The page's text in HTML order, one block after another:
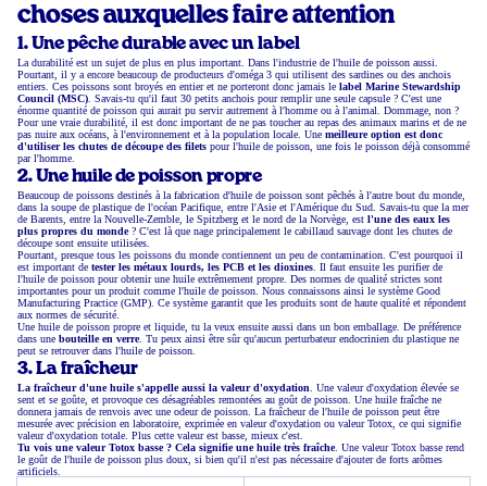
choses auxquelles faire attention
1. Une pêche durable avec un label
La durabilité est un sujet de plus en plus important. Dans l'industrie de l'huile de poisson aussi.
Pourtant, il y a encore beaucoup de producteurs d'oméga 3 qui utilisent des sardines ou des anchois
entiers. Ces poissons sont broyés en entier et ne porteront donc jamais le label Marine Stewardship
Council (MSC). Savais-tu qu'il faut 30 petits anchois pour remplir une seule capsule ? C'est une
énorme quantité de poisson qui aurait pu servir autrement à l'homme ou à l'animal. Dommage, non ?
Pour une vraie durabilité, il est donc important de ne pas toucher au repas des animaux marins et de ne
pas nuire aux océans, à l'environnement et à la population locale. Une meilleure option est donc
d'utiliser les chutes de découpe des filets pour l'huile de poisson, une fois le poisson déjà consommé
par l'homme.
2. Une huile de poisson propre
Beaucoup de poissons destinés à la fabrication d'huile de poisson sont pêchés à l'autre bout du monde,
dans la soupe de plastique de l'océan Pacifique, entre l'Asie et l'Amérique du Sud. Savais-tu que la mer
de Barents, entre la Nouvelle-Zemble, le Spitzberg et le nord de la Norvège, est l'une des eaux les
plus propres du monde? C'est là que nage principalement le cabillaud sauvage dont les chutes de
découpe sont ensuite utilisées.
Pourtant, presque tous les poissons du monde contiennent un peu de contamination. C'est pourquoi il
est important de tester les métaux lourds, les PCB et les dioxines. Il faut ensuite les purifier de
l'huile de poisson pour obtenir une huile extrêmement propre. Des normes de qualité strictes sont
importantes pour un produit comme l'huile de poisson. Nous connaissons ainsi le système Good
Manufacturing Practice (GMP). Ce système garantit que les produits sont de haute qualité et répondent
aux normes de sécurité.
Une huile de poisson propre et liquide, tu la veux ensuite aussi dans un bon emballage. De préférence
dans une bouteille en verre. Tu peux ainsi être sûr qu'aucun perturbateur endocrinien du plastique ne
peut se retrouver dans l'huile de poisson.
3. La fraîcheur
La fraîcheur d'une huile s'appelle aussi la valeur d'oxydation. Une valeur d'oxydation élevée se
sent et se goûte, et provoque ces désagréables remontées au goût de poisson. Une huile fraîche ne
donnera jamais de renvois avec une odeur de poisson. La fraîcheur de l'huile de poisson peut être
mesurée avec précision en laboratoire, exprimée en valeur d'oxydation ou valeur Totox, ce qui signifie
valeur d'oxydation totale. Plus cette valeur est basse, mieux c'est.
Tu vois une valeur Totox basse ? Cela signifie une huile très fraîche. Une valeur Totox basse rend
le goût de l'huile de poisson plus doux, si bien qu'il n'est pas nécessaire d'ajouter de forts arômes
artificiels.